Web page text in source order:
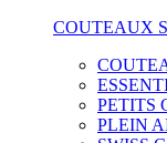
COUTEAUX
PETITS
PLEIN